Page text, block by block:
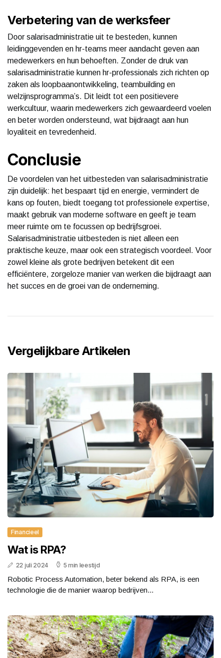
Verbetering van de werksfeer
Door salarisadministratie uit te besteden, kunnen
leidinggevenden en hr-teams meer aandacht geven aan
medewerkers en hun behoeften. Zonder de druk van
salarisadministratie kunnen hr-professionals zich richten op
zaken als loopbaanontwikkeling, teambuilding en
welzijnsprogramma’s. Dit leidt tot een positievere
werkcultuur, waarin medewerkers zich gewaardeerd voelen
en beter worden ondersteund, wat bijdraagt aan hun
loyaliteit en tevredenheid.
Conclusie
De voordelen van het uitbesteden van salarisadministratie
zijn duidelijk: het bespaart tijd en energie, vermindert de
kans op fouten, biedt toegang tot professionele expertise,
maakt gebruik van moderne software en geeft je team
meer ruimte om te focussen op bedrijfsgroei.
Salarisadministratie uitbesteden is niet alleen een
praktische keuze, maar ook een strategisch voordeel. Voor
zowel kleine als grote bedrijven betekent dit een
efficiëntere, zorgeloze manier van werken die bijdraagt aan
het succes en de groei van de onderneming.
Vergelijkbare Artikelen
Financieel
Wat is RPA?
22 juli 2024 5 min leestijd
Robotic Process Automation, beter bekend als RPA, is een
technologie die de manier waarop bedrijven...